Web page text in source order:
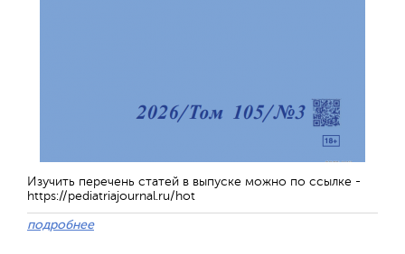
Изучить перечень статей в выпуске можно по ссылке -
https://pediatriajournal.ru/hot
подробнее